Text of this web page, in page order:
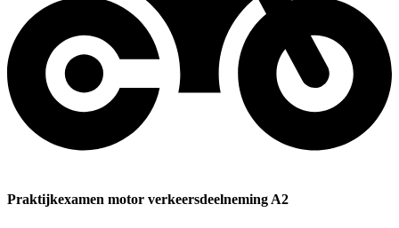
Praktijkexamen motor verkeersdeelneming A2